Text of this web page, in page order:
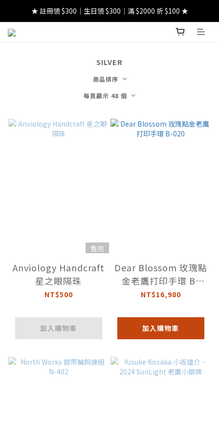
★ 註冊領 $300｜生日領 $300｜滿 $2000 折 $100 ★
★ 註冊領 $300｜生日領 $300｜滿 $2000 折 $100 ★
SILVER
商品排序
每頁顯示 48 個
售完
Anviology Handcraft
星之眼隔珠
NT$500
加入購物車
Dear Blossom 玫瑰點
金老鷹打印手環 B-
020
NT$16,980
加入購物車